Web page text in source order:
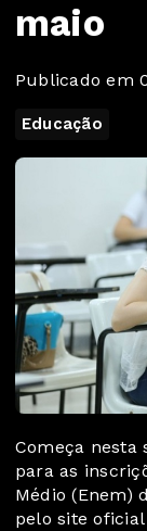
maio
Publicado em
Educação
Começa nesta
para as
Médio (Enem)
pelo site